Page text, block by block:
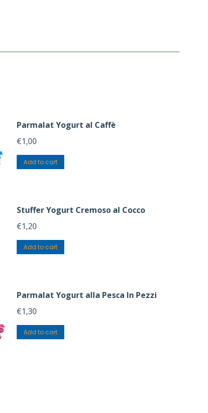
Parmalat Yogurt al Caffè
€1,00
Add to cart
Stuffer Yogurt Cremoso al Cocco
€1,20
Add to cart
Parmalat Yogurt alla Pesca In Pezzi
€1,30
Add to cart